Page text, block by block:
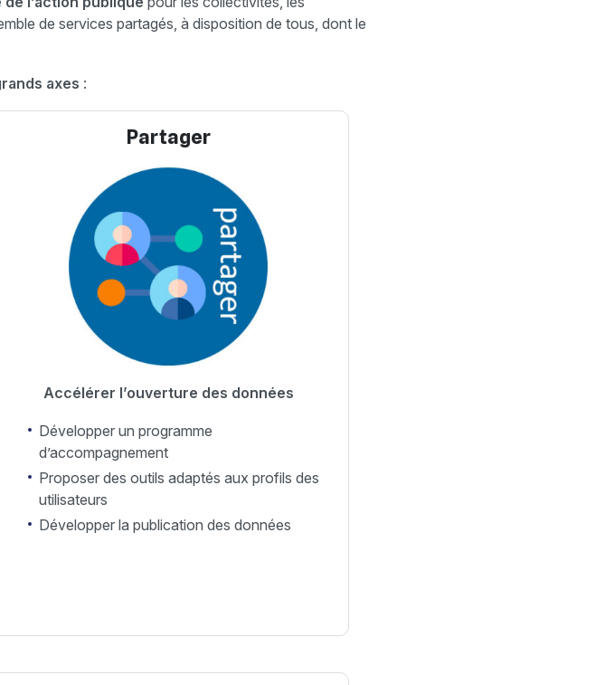
de services partagés, à disposition de tous, dont le
axes :
Partager
Accélérer l’ouverture des données
Développer un programme
d’accompagnement
Proposer des outils adaptés aux profils des
utilisateurs
Développer la publication des données